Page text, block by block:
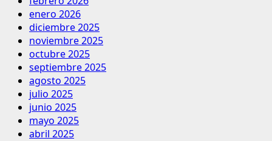
enero 2026
diciembre 2025
noviembre 2025
octubre 2025
septiembre 2025
agosto 2025
julio 2025
junio 2025
mayo 2025
abril 2025